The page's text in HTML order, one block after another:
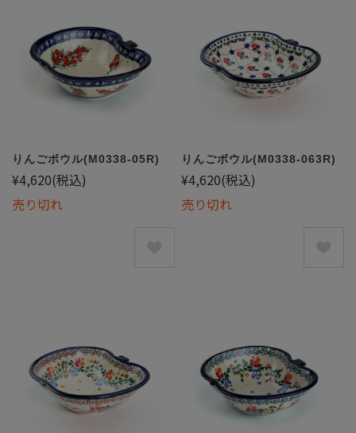
りんごボウル(M0338-05R)
¥4,620(税込)
売り切れ
りんごボウル(M0338-063R)
¥4,620(税込)
売り切れ